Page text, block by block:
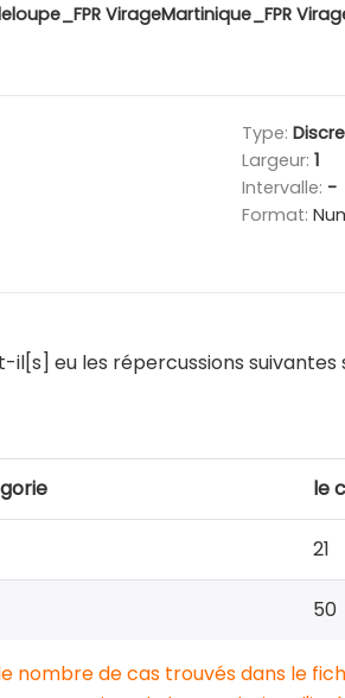
VirageMartinique_FPR
Type:
Largeur: 1
Intervalle: -
Format:
eu les répercussions suivantes
le
21
50
nombre de cas trouvés dans le